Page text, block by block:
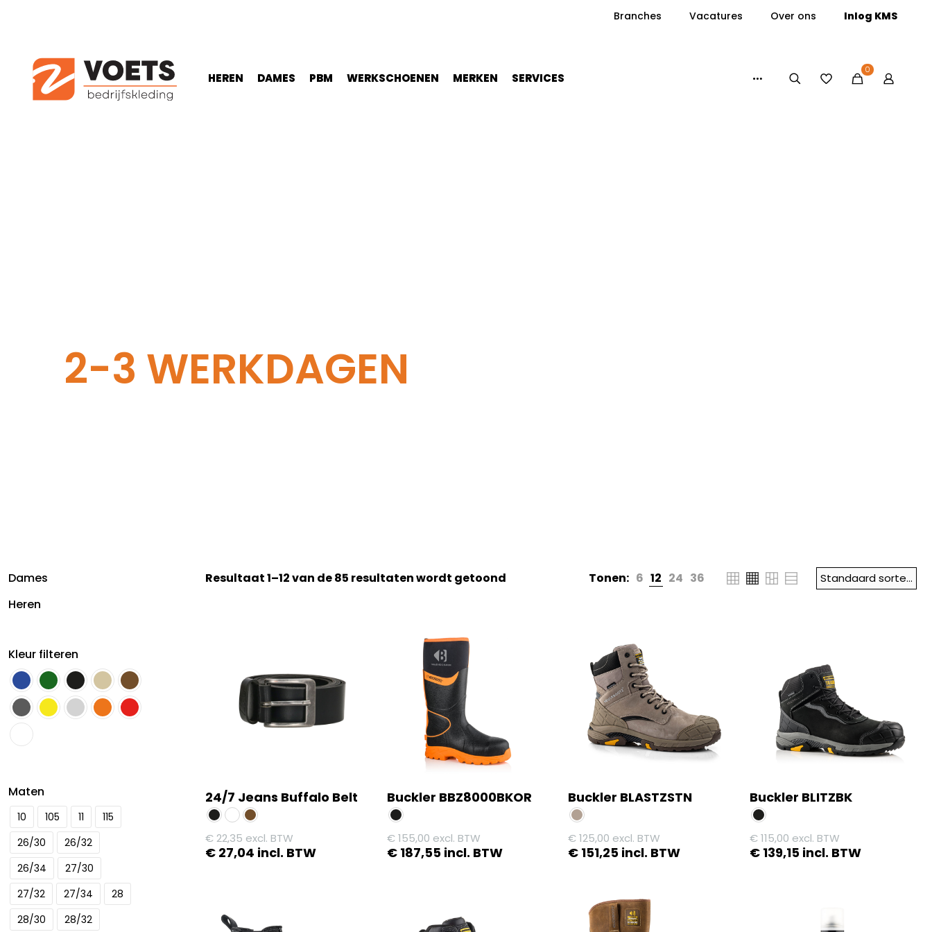
Branches Vacatures Over ons Inlog KMS
HEREN DAMES PBM WERKSCHOENEN MERKEN SERVICES
0
2-3 WERKDAGEN
Dames
Heren
Kleur filteren
Maten
10 105 11
115
26/30
26/32
26/34
27/30
27/32
27/34
28
28/30
28/32
Resultaat 1–12 van de 85 resultaten wordt getoond Tonen: 6 12 24 36
24/7 Jeans Buffalo Belt
€ 22,35 excl. BTW
€ 27,04 incl. BTW
heeft
Buckler BBZ8000BKOR
€155,00 excl. BTW
€187,55incl. BTW
Buckler BLASTZSTN
€125,00 excl. BTW
€ 151,25 incl. BTW
heeft
Buckler BLITZBK
€115,00 excl. BTW
€139,15incl. BTW